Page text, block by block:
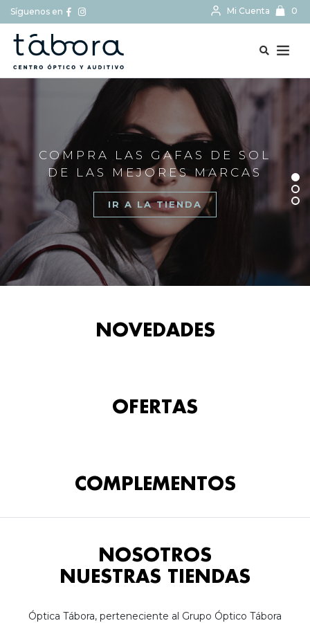
Síguenos en Mi Cuenta 0
COMPRA LAS GAFAS DE SOL
DE LAS MEJORES MARCAS
IR A LA TIENDA
NOVEDADES
OFERTAS
COMPLEMENTOS
NOSOTROS
NUESTRAS TIENDAS
Óptica Tábora, perteneciente al Grupo Óptico Tábora